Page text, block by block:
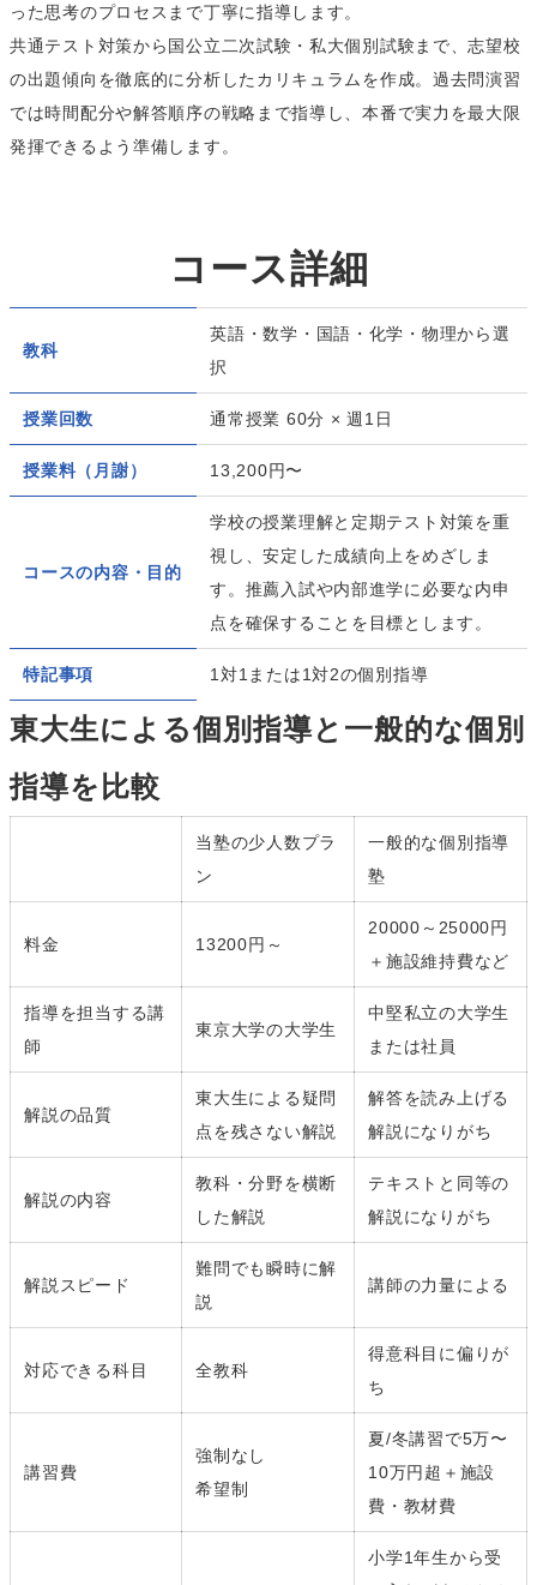
った思考のプロセスまで丁寧に指導します。
共通テスト対策から国公立二次試験・私大個別試験まで、志望校
の出題傾向を徹底的に分析したカリキュラムを作成。過去問演習
では時間配分や解答順序の戦略まで指導し、本番で実力を最大限
発揮できるよう準備します。
コース詳細
教科
英語・数学・国語・化学・物理から選
択
授業回数 通常授業 60分 × 週1日
授業料（月謝） 13,200円〜
コースの内容・目的
学校の授業理解と定期テスト対策を重
視し、安定した成績向上をめざしま
す。推薦入試や内部進学に必要な内申
点を確保することを目標とします。
特記事項 1対1または1対2の個別指導
東大生による個別指導と一般的な個別
指導を比較
当塾の少人数プラ
ン
一般的な個別指導
塾
料金 13200円～
20000～25000円
＋施設維持費など
指導を担当する講
師
東京大学の大学生
中堅私立の大学生
または社員
解説の品質
東大生による疑問
点を残さない解説
解答を読み上げる
解説になりがち
解説の内容
教科・分野を横断
した解説
テキストと同等の
解説になりがち
解説スピード
難問でも瞬時に解
説
講師の力量による
対応できる科目 全教科
得意科目に偏りが
ち
講習費
強制なし
希望制
夏/冬講習で5万〜
10万円超＋施設
費・教材費
小学1年生から受